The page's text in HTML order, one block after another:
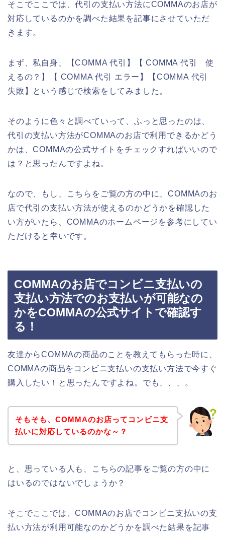
そこでここでは、代引の支払い方法にCOMMAのお店が
対応しているのかを調べた結果を記事にさせていただ
きます。
まず、私自身、【COMMA 代引】【 COMMA 代引 使
えるの？】【 COMMA 代引 エラー】【COMMA 代引
失敗】という感じで検索をしてみました。
そのように色々と調べていって、ふっと思ったのは、
代引の支払い方法がCOMMAのお店で利用できるかどう
かは、COMMAの公式サイトをチェックすればいいので
は？と思ったんですよね。
なので、もし、こちらをご覧の方の中に、COMMAのお
店で代引の支払い方法が使えるのかどうかを確認した
い方がいたら、COMMAのホームページを参考にしてい
ただけると幸いです。
COMMAのお店でコンビニ支払いの
支払い方法でのお支払いが可能なの
かをCOMMAの公式サイトで確認す
る！
友達からCOMMAの商品のことを教えてもらった時に、
COMMAの商品をコンビニ支払いの支払い方法で今すぐ
購入したい！と思ったんですよね。でも、、、。
そもそも、COMMAのお店ってコンビニ支
払いに対応しているのかな～？
と、思っている人も、こちらの記事をご覧の方の中に
はいるのではないでしょうか？
そこでここでは、COMMAのお店でコンビニ支払いの支
払い方法が利用可能なのかどうかを調べた結果を記事